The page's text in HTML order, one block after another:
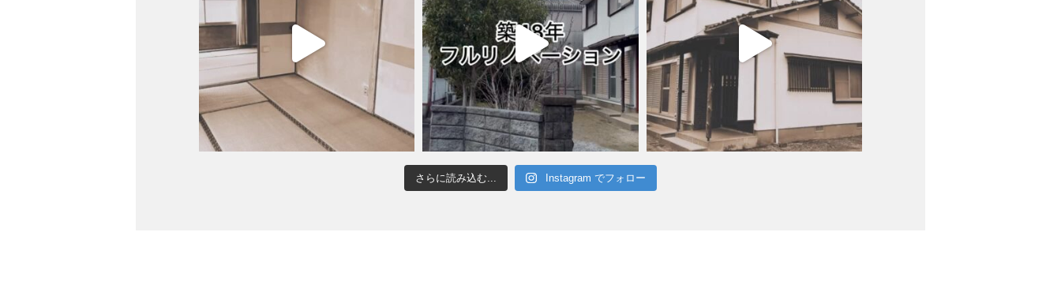
さらに読み込む... Instagram でフォロー